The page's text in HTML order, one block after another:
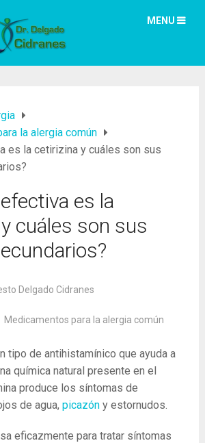
MENU
la alergia común
es la cetirizina y cuáles son sus
es la
cuáles son sus
Delgado Cidranes
Medicamentos para la alergia común
tipo de antihistamínico que ayuda a
química natural presente en el
produce los síntomas de
de agua, picazón y estornudos.
eficazmente para tratar síntomas